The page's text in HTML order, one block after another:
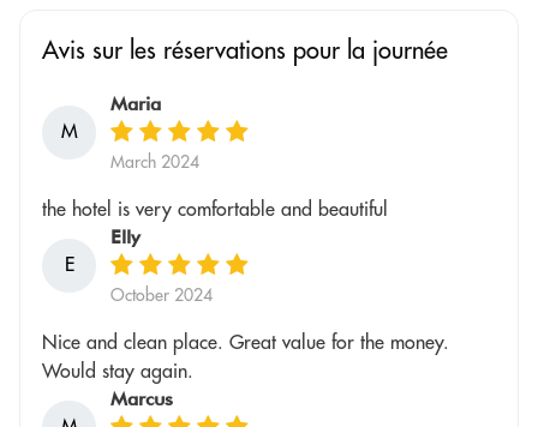
Avis sur les réservations pour la journée
M
Maria
March 2024
the hotel is very comfortable and beautiful
E
Elly
October 2024
Nice and clean place. Great value for the money.
Would stay again.
Marcus